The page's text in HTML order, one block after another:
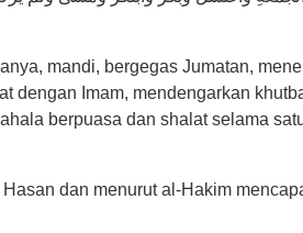
mandi, bergegas Jumatan,
dengan Imam, mendengarkan
berpuasa dan shalat selama
dan menurut al-Hakim